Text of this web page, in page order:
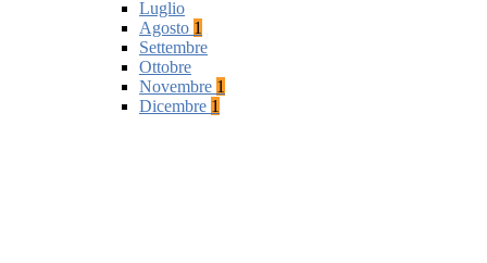
Luglio
Agosto 1
Settembre
Ottobre
Novembre 1
Dicembre 1